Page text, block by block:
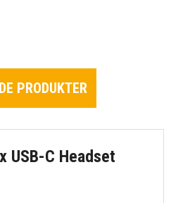
PRODUKTER
USB-C Headset